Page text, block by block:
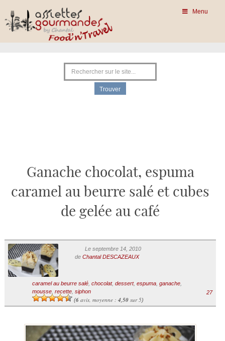
Menu
Ganache chocolat, espuma
caramel au beurre salé et cubes
de gelée au café
Le septembre 14, 2010
de Chantal DESCAZEAUX
caramel au beurre salé, chocolat, dessert, espuma, ganache,
mousse, recette, siphon
(6avis, moyenne : 4,50sur 5)
27